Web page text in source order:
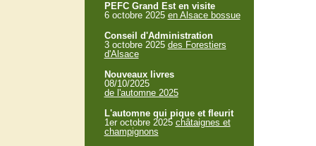
PEFC Grand Est en visite
6 octobre 2025 en Alsace bossue
Conseil d'Administration
3 octobre 2025 des Forestiers
d'Alsace
Nouveaux livres
08/10/2025
de l'automne 2025
L'automne qui pique et fleurit
1er octobre 2025 châtaignes et
champignons